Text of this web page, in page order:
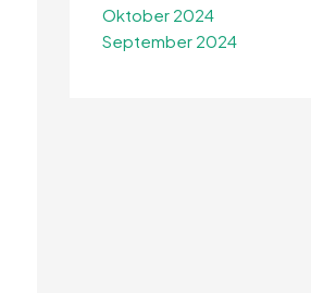
Oktober 2024
September 2024